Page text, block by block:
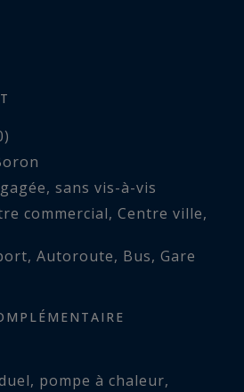
Sotheby’s International
l’immobilier de prestige sur
disponibles sur :
, sans vis-à-vis
commercial, Centre ville,
, Autoroute, Bus, Gare
, pompe à chaleur,